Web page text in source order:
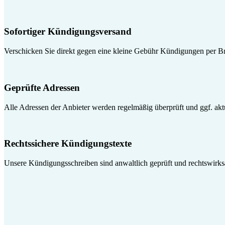
Sofortiger Kündigungsversand
Verschicken Sie direkt gegen eine kleine Gebühr Kündigungen per
Geprüfte Adressen
Alle Adressen der Anbieter werden regelmäßig überprüft und ggf.
Rechtssichere Kündigungstexte
Unsere Kündigungsschreiben sind anwaltlich geprüft und